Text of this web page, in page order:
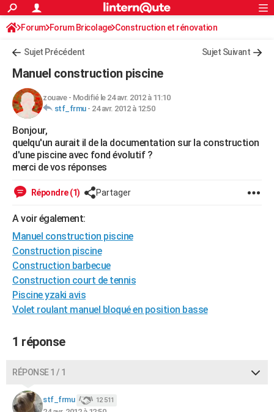
ACTUALITÉS
Politique
Société
Faits Divers
Education
Monde
Villes
+
FINANCE
Retraite
Impôts
Epargne
Immobilier
Risques naturels par ville
Banque
Assurance
Crédit
AUTO
Essais
Réserver un essai
Citadines
Berlines
SUV
Forum auto
+HIGH-TECH
Mobiles
Meilleur smartphone
Internet
Ordinateurs
Jeux vidéo
Guide high-tech
+BRICOLAGE
Forum
Aménagement intérieur
Extérieur
Cuisine
Salle de bains
Jardinage
Rangement
WEEK-END
LIFESTYLE
Art de vivre
Bien-être
Loisirs
Mode
Modes de vie
SANTE
Alimentation
Guide de la santé
Maladies
Médicaments
Sommeil
VOYAGE
Destinations
City break
Voyage nature
Voyage de noces
Forum
Climat
+PHOTO
GUIDES D'ACHAT
BONS PLANS
Dictionnaire
Biographies
Citations
Expressions
Proverbes
Rechercher
S'inscrire
Connexion
Forum Forum Bricolage Construction et rénovation
Sujet Précédent Sujet Suivant
Manuel construction piscine
zouave- Modifié le 24 avr. 2012 à 11:10
stf_frmu- 24 avr. 2012 à 12:50
Bonjour,
quelqu'un aurait il de la documentation sur la construction
d'une piscine avec fond évolutif ?
merci de vos réponses
Répondre (1) Partager
A voir également:
Manuel construction piscine
Construction piscine
Construction barbecue
Construction court de tennis
Piscine yzaki avis
Volet roulant manuel bloqué en position basse
1 réponse
RÉPONSE 1 / 1
stf_frmu 12 511